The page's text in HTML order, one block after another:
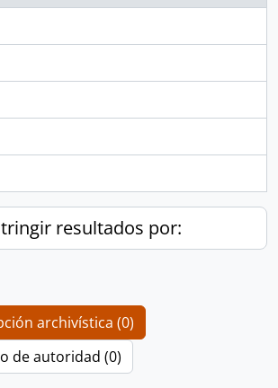
resultados por:
archivística (0)
de autoridad (0)